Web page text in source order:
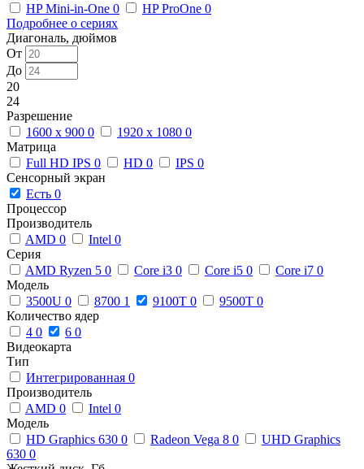
HP Mini-in-One 0 HP ProOne 0
Подробнее о сериях
Диагональ, дюймов
От
До
20
24
Разрешение
1600 x 900 0 1920 x 1080 0
Матрица
Full HD IPS 0 HD 0 IPS 0
Сенсорный экран
Есть 0
Процессор
Производитель
AMD 0 Intel 0
Серия
AMD Ryzen 5 0 Core i3 0 Core i5 0 Core i7 0
Модель
3500U 0 8700 1 9100T 0 9500T 0
Количество ядер
4 0 6 0
Видеокарта
Тип
Интегрированная 0
Производитель
AMD 0 Intel 0
Модель
HD Graphics 630 0 Radeon Vega 8 0
UHD Graphics
630 0